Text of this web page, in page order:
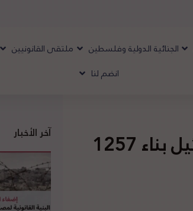
الجنائية الدولية وفلسطين ملتقى القانونيين
انضم لنا
منظمة التعاون الإسلامي تدين قرار إسرائيل بناء 1257
آخر الأخبار